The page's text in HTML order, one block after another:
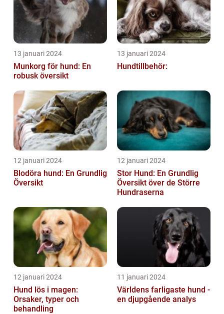
13 januari 2024
Munkorg för hund: En
robusk översikt
13 januari 2024
Hundtillbehör:
12 januari 2024
Blodöra hund: En Grundlig
Översikt
12 januari 2024
Stor Hund: En Grundlig
Översikt över de Större
Hundraserna
12 januari 2024
Hund lös i magen:
Orsaker, typer och
behandling
11 januari 2024
Världens farligaste hund -
en djupgående analys